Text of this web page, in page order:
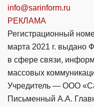
info@sarinform.ru
РЕКЛАМА
Регистрационный
марта 2021 г. выдано
в сфере связи,
массовых
Учредитель — ООО
Письменный А.А.